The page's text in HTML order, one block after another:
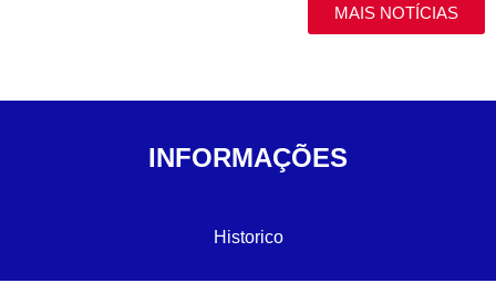
MAIS NOTÍCIAS
INFORMAÇÕES
Historico